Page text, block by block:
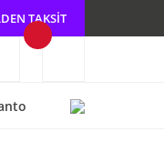
TAKSİT